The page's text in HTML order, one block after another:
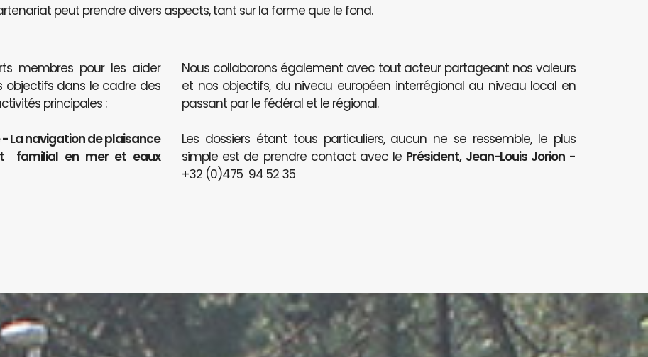
peut prendre divers aspects, tant sur la forme que le fond.
membres pour les aider
dans le cadre des
principales :
La navigation de plaisance
familial en mer et eaux
Nous collaborons également avec tout acteur partageant nos valeurs
et nos objectifs, du niveau européen interrégional au niveau local en
passant par le fédéral et le régional.
Les dossiers étant tous particuliers, aucun ne se ressemble, le plus
simple est de prendre contact avec le Président, Jean-Louis Jorion-
+32 (0)475 94 52 35